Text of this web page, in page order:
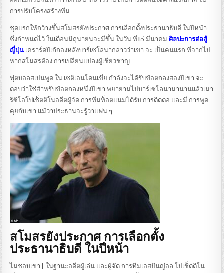
การปรับโครงสร้างทีม
ชุดแรกให้กว้างขึ้นสโมสรยังประกาศ การเลือกตั้งประธานาธิบดี ในปีหน้า
ซึ่งกำหนดไว้ ในเดือนมิถุนายนจะมีขึ้น ในวัน ที่15 มีนาคมศิลปะการต่อสู้
ญี่ปุ่น เคราร์ดปิเก้กองหลังบาร์เซโลน่ากล่าวว่าเขา จะ เป็นคนแรก ที่จากไป
หากสโมสรต้อง การเปลี่ยนแปลงผู้เชี่ยวชาญ
ฟุตบอลสเปนพูด ใน เซติเอนโดนเขี่ย กำลังจะได้รับข้อตกลงสองปีเขา จะ
ตอบว่าใช่สำหรับข้อตกลงหนึ่งปีเขา พยายามไปบาร์เซโลนามานานแล้วเมา
ริซิโอโปเช็ตติโนอดีตผู้จัด การทีมท็อตแนมได้รับ การติดต่อ และมี การพูด
คุยกับเขา แม้ว่าประธานจะรู้ว่าแฟน ๆ
สโมสรยังประกาศ การเลือกตั้ง
ประธานาธิบดี ในปีหน้า
ไม่ชอบเขา [ ในฐานะอดีตผู้เล่น และผู้จัด การทีมเอสปันญ่อล โปเช็ตติโน